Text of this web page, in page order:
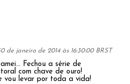
de janeiro de 2014 às 16:30:00 BRST
Fechou a série de
com chave de ouro!
vou levar por toda a vida!